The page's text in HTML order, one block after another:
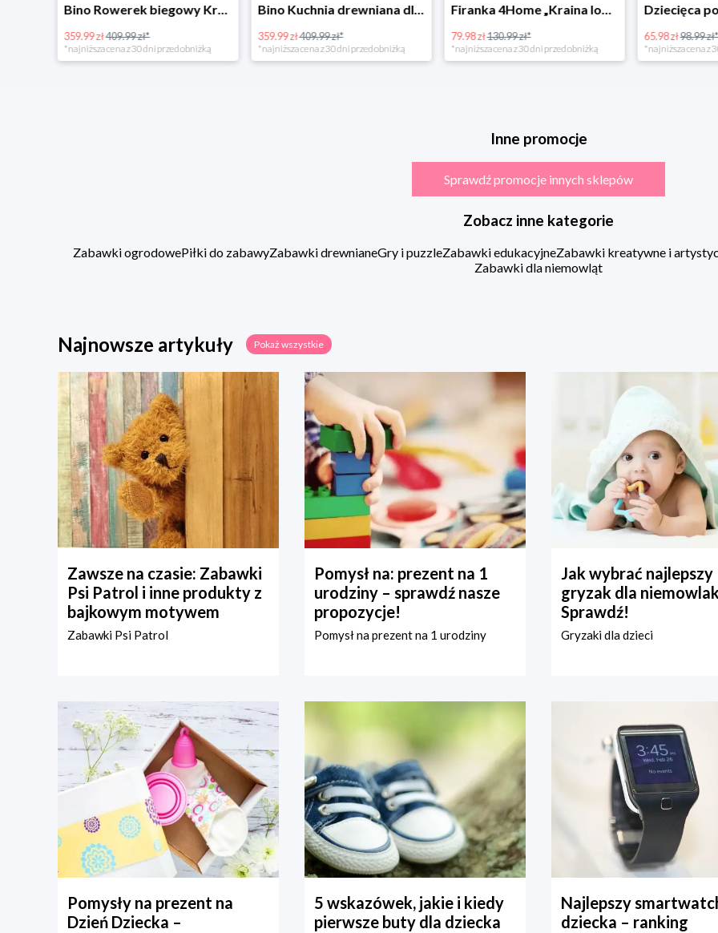
Bino Rowerek biegowy Krecik
359.99 zł409.99 zł*
*najniższa cena z 30 dni przed obniżką
Bino Kuchnia drewniana dla dzieci Provence
359.99 zł409.99 zł*
*najniższa cena z 30 dni przed obniżką
Firanka 4Home „Kraina lodu” (Frozen)
79.98 zł130.99 zł*
*najniższa cena z 30 dni przed obniżką
65.98 zł98.99 zł*
*najniższa cena z
Inne promocje
Sprawdź promocje innych sklepów
Zobacz inne kategorie
Zabawki ogrodowePiłki do zabawyZabawki drewnianeGry i puzzleZabawki edukacyjneZabawki kreatywne i
Zabawki dla niemowląt
Najnowsze artykuły Pokaż wszystkie
Zawsze na czasie: Zabawki
Psi Patrol i inne produkty z
bajkowym motywem
Zabawki Psi Patrol
Pomysł na: prezent na 1
urodziny – sprawdź nasze
propozycje!
Pomysł na prezent na 1 urodziny
Jak wybrać najlepszy
gryzak dla
Sprawdź!
Gryzaki dla dzieci
Pomysły na prezent na
Dzień Dziecka –
5 wskazówek, jakie i kiedy
pierwsze buty dla dziecka
Najlepszy
dziecka – ranking